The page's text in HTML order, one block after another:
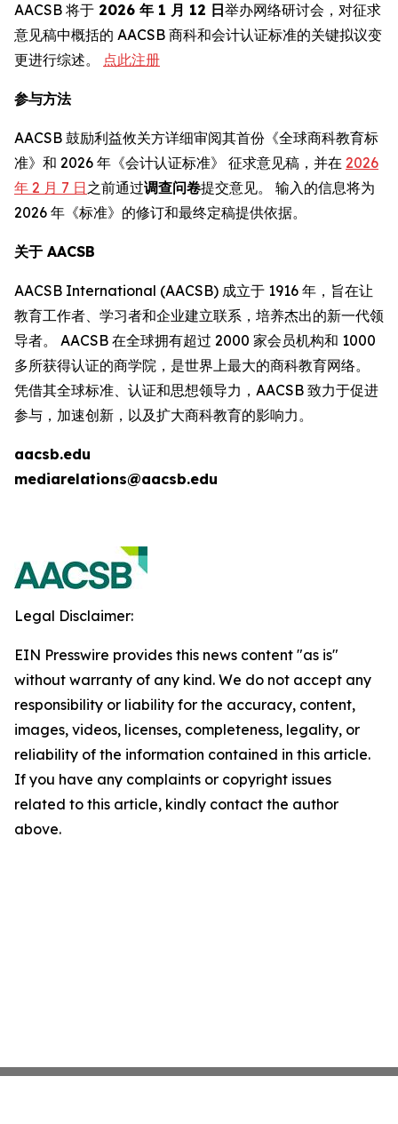
AACSB 将于 2026 年 1 月 12 日举办网络研讨会，对征求
意见稿中概括的 AACSB 商科和会计认证标准的关键拟议变
更进行综述。 点此注册
参与方法
AACSB 鼓励利益攸关方详细审阅其首份《全球商科教育标
准》和 2026 年《会计认证标准》 征求意见稿，并在 2026
年 2 月 7 日之前通过调查问卷提交意见。 输入的信息将为
2026 年《标准》的修订和最终定稿提供依据。
关于 AACSB
AACSB International (AACSB) 成立于 1916 年，旨在让
教育工作者、学习者和企业建立联系，培养杰出的新一代领
导者。 AACSB 在全球拥有超过 2000 家会员机构和 1000
多所获得认证的商学院，是世界上最大的商科教育网络。
凭借其全球标准、认证和思想领导力，AACSB 致力于促进
参与，加速创新，以及扩大商科教育的影响力。
aacsb.edu
mediarelations@aacsb.edu
Legal Disclaimer:
EIN Presswire provides this news content "as is"
without warranty of any kind. We do not accept any
responsibility or liability for the accuracy, content,
images, videos, licenses, completeness, legality, or
reliability of the information contained in this article.
If you have any complaints or copyright issues
related to this article, kindly contact the author
above.